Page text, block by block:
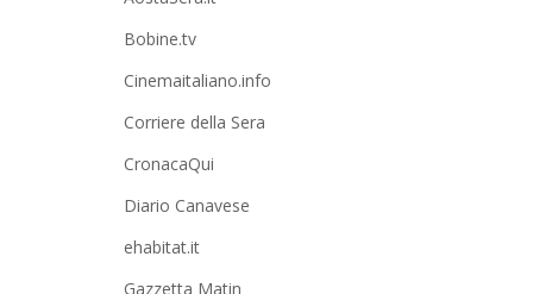
Bobine.tv
Cinemaitaliano.info
Corriere della Sera
CronacaQui
Diario Canavese
ehabitat.it
Gazzetta Matin